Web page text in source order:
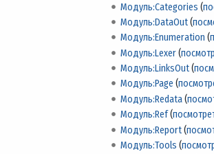
Модуль:Categories (
Модуль:DataOut(
Модуль:Enumeration (
Модуль:Lexer(
Модуль:LinksOut(
Модуль:Page (
Модуль:Redata(
Модуль:Ref(
Модуль:Report(
Модуль:Tools (